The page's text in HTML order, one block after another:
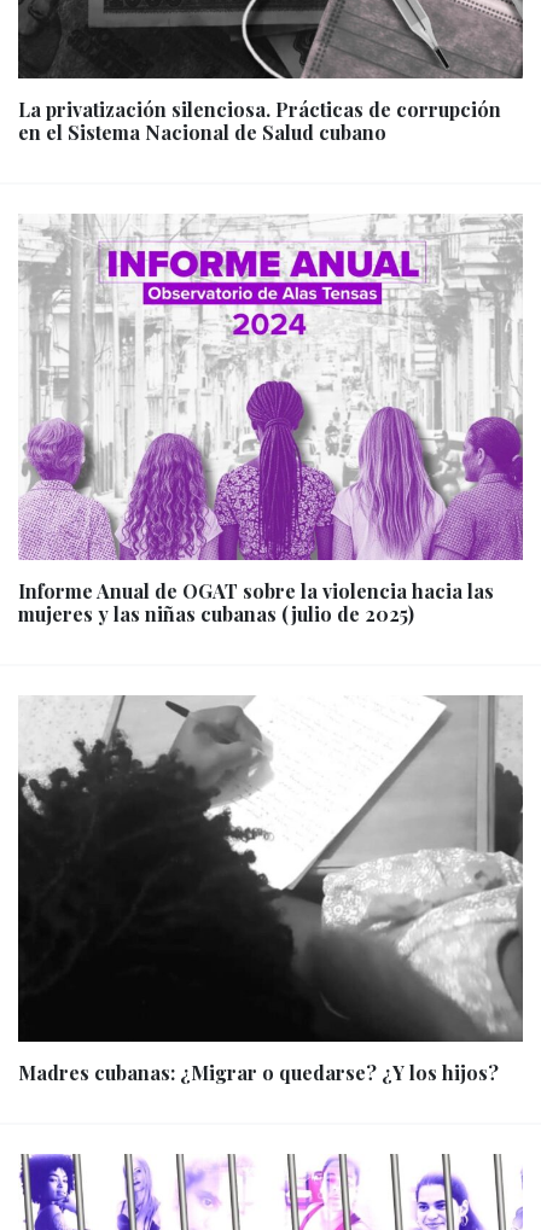
La privatización silenciosa. Prácticas de corrupción
en el Sistema Nacional de Salud cubano
Informe Anual de OGAT sobre la violencia hacia las
mujeres y las niñas cubanas (julio de 2025)
Madres cubanas: ¿Migrar o quedarse? ¿Y los hijos?